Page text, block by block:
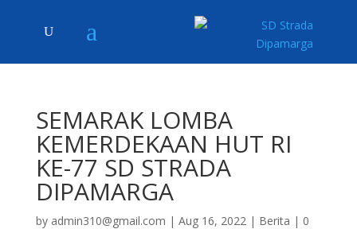
SEMARAK LOMBA
KEMERDEKAAN HUT RI
KE-77 SD STRADA
DIPAMARGA
by admin310@gmail.com | Aug 16, 2022| Berita | 0